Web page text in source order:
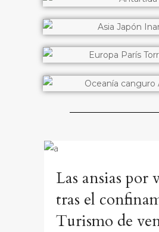
Las ansias por
tras el
Turismo de